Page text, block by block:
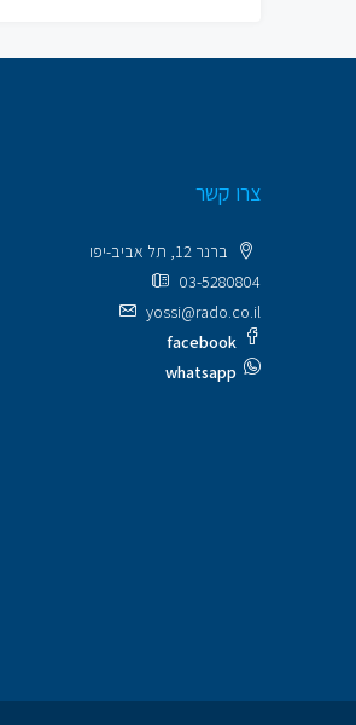
צרו קשר
ברנר 12, תל אביב-יפו
03-5280804
yossi@rado.co.il
facebook
whatsapp